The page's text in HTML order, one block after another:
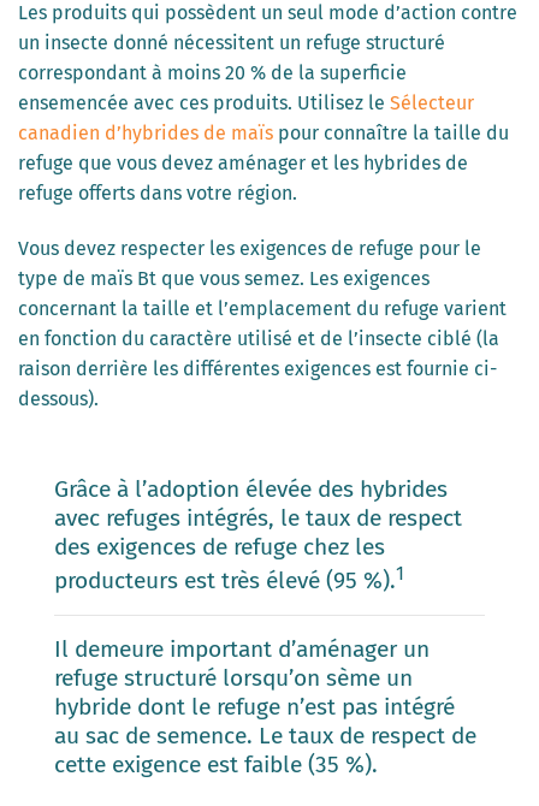
Les produits qui possèdent un seul mode d’action contre
un insecte donné nécessitent un refuge structuré
correspondant à moins 20 % de la superficie
ensemencée avec ces produits. Utilisez le Sélecteur
canadien d’hybrides de maïs pour connaître la taille du
refuge que vous devez aménager et les hybrides de
refuge offerts dans votre région.
Vous devez respecter les exigences de refuge pour le
type de maïs Bt que vous semez. Les exigences
concernant la taille et l’emplacement du refuge varient
en fonction du caractère utilisé et de l’insecte ciblé (la
raison derrière les différentes exigences est fournie ci-
dessous).
Grâce à l’adoption élevée des hybrides
avec refuges intégrés, le taux de respect
des exigences de refuge chez les
producteurs est très élevé (95 %).1
Il demeure important d’aménager un
refuge structuré lorsqu’on sème un
hybride dont le refuge n’est pas intégré
au sac de semence. Le taux de respect de
cette exigence est faible (35 %).